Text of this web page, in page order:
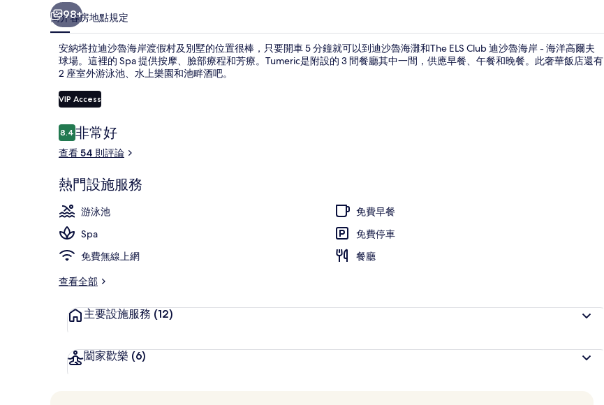
墅
的
相
片
集
98+
簡介客房地點規定
安納塔拉迪沙魯海岸渡假村及別墅的位置很棒，只要開車 5 分鐘就可以到迪沙魯海灘和The ELS Club 迪沙魯海岸 - 海洋高爾夫
球場。這裡的 Spa 提供按摩、臉部療程和芳療。Tumeric是附設的 3 間餐廳其中一間，供應早餐、午餐和晚餐。此奢華飯店還有
2 座室外游泳池、水上樂園和池畔酒吧。
VIP Access
評
論
8.48.4 分，滿分 10 分，
非常好
查看 54 則評論
熱門設施服務
游泳池
免費早餐
Spa
免費停車
免費無線上網
餐廳
查看全部
主要設施服務 (12)
闔家歡樂 (6)